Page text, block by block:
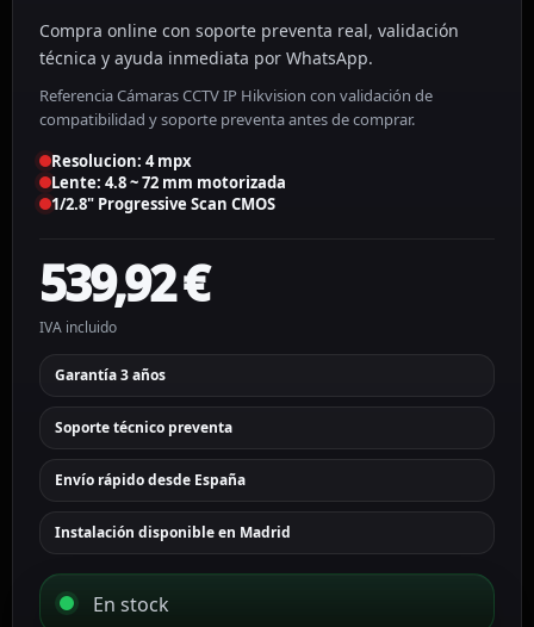
Compra online con soporte preventa real, validación
técnica y ayuda inmediata por WhatsApp.
Referencia Cámaras CCTV IP Hikvision con validación de
compatibilidad y soporte preventa antes de comprar.
Resolucion: 4 mpx
Lente: 4.8 ~ 72 mm motorizada
1/2.8" Progressive Scan CMOS
539,92€
IVA incluido
Garantía 3 años
Soporte técnico preventa
Envío rápido desde España
Instalación disponible en Madrid
En stock